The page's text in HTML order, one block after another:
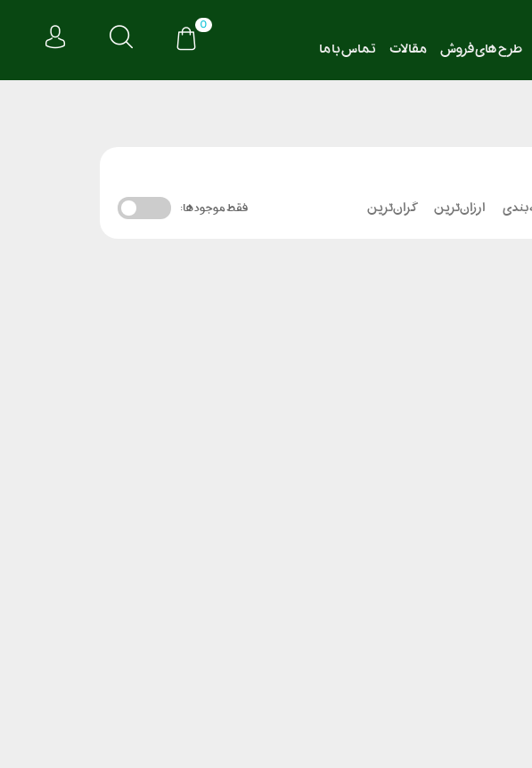
طرح های فروش مقالات تماس با ما
0
بندی ارزان‌ترین گران‌ترین فقط موجود ها: